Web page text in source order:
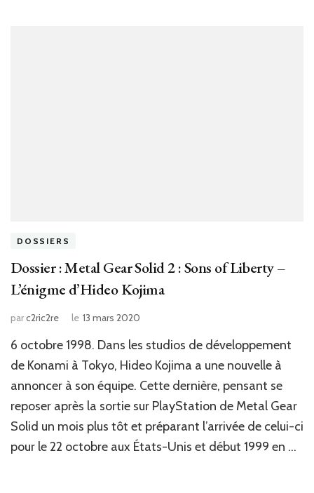
DOSSIERS
Dossier : Metal Gear Solid 2 : Sons of Liberty –
L’énigme d’Hideo Kojima
parc2ric2re le 13 mars 2020
6 octobre 1998. Dans les studios de développement
de Konami à Tokyo, Hideo Kojima a une nouvelle à
annoncer à son équipe. Cette dernière, pensant se
reposer après la sortie sur PlayStation de Metal Gear
Solid un mois plus tôt et préparant l’arrivée de celui-ci
pour le 22 octobre aux États-Unis et début 1999 en …